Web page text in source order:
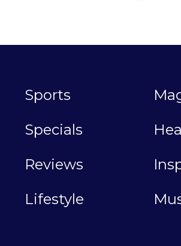
Sports
Specials
Reviews
Lifestyle